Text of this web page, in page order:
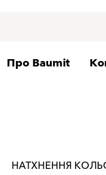
Про Baumit
НАТХНЕННЯ